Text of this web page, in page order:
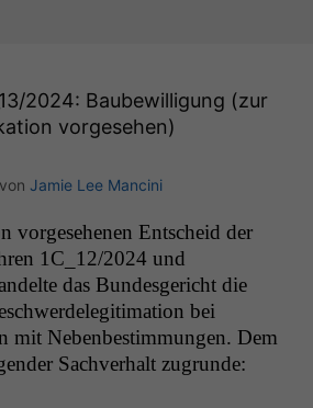
/2024: Baubewilligung (zur
vorgesehen)
von Jamie Lee Mancini
vorge­se­henen Entscheid der
1C_12/2024 und
das Bun­des­gericht die
bei
mit Nebenbes­tim­mungen. Dem
Sachver­halt zugrunde: